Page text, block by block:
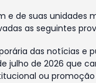
e de suas unidades
as seguintes
das notícias e
julho de 2026 que
ou